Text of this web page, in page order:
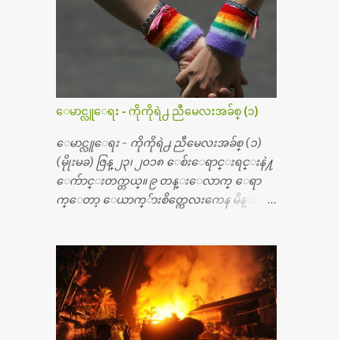
တယ္။ အရိုးအထူးကု ဆရာဝန္က ဝိတိုရိယေဟာ္တ
ယ္လိုအခန္းမွာ တရက္ က်ပ္ ၃ ေသာင္းနဲ႔ေနေ
စၿပီး၊ အာရွေတာ္ဝင္ခြဲစိတ္ခန္းကို ငွားရမ္းခြဲစိ
တ္ အရိုးအစားထိုးကုပါတယ္။ ေဆးစစ္၊ေဆး
ဝယ္၊ ခြဲစိတ္ကု၊ အရိုးအစားထိုးပစၥည္း စတဲ့စရိ
တ္ေတြနဲ႔ေဆးရံုမွာ ၂ ပတ္ေနထိုင္စရိတ္ သိ
န္း ၇၀ ေလာက္ ကုန္သြားပါတယ္။ သူငယ္ခ်င္းျ
ဖစ္သူကို လာေတြ႔ရင္း ဟိုတယ္လို သန္႔ရွင္း
သပ္ရပ္တဲ့ ဝိတိုရိယေဆးရံုမွာ စီတီစကင္ နဲ႔ အမ္အာ
အိုင္1 စက္ခန္းကိုေတြ႔လို႔ေမးၾကည့္ေ
တာ့ တခါစမ္းရင္ က်ပ္တသိန္းေက်ာ္ က်သင့္တ
ကီးေတြနဲ႔ စမ္းသပ္ရပါတယ္။ ခႏၱာကိုယ္အစိတ္ပို
င္း ကလီစာေတြကိုၾကည့္ရႈတဲ့ အာလထ
ရာေဆာင္း2 စက္ေတြကေတာ့ ေစ်းသိပ္မႀ
ကီးလို႔ ျမန္မာျပည္ေဆးရံုတိုင္းရွိပါတယ္။
တစ္ခါစမ္းရင္ က်ပ္တစ္ေသာင္းေလာက္ က်သ
ေမာင္လူေရး - ကိုကိုရဲ႕ ညီမေလးအခ်စ္ (၁)
ေမာင္လူေရး - ကိုကိုရဲ႕ ညီမေလးအခ်စ္ (၁)
(မိုုးမခ) ဇြန္ ၂၃၊ ၂၀၁၈ ေစ်းေရာင္းရင္းနဲ႔
ေက်ာင္းတက္တယ္။ ၉ တန္းေလာက္ ေရာ
က္ေတာ့ ေယာက္်ားစိတ္ကေလးကေန မိန္းမစိ
တာေပါ့။ မိန္းကေလး အေပါင္းအသင္းလ
ည္း မ်ားတယ္။ ငယ္ငယ္တုန္းကေတာ့ အမေတြနဲ႔
ေနတာဆုိေတာ့ သနပ္ခါးေလးေတြ လိမ္း
တယ္။ ပန္းပန္တယ္။ မိန္းကေလး အဝတ္အစားေ
တြကိုလည္း ခုိးဝတ္တယ္။ မိန္းမစိတ္ရွိေတာ့